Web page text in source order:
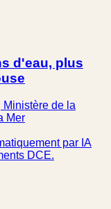
d'eau, plus
de la
Mer
par IA
DCE.